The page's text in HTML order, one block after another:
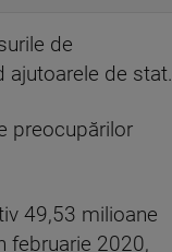
de
ajutoarele de stat.
preocupărilor
49,53 milioane
februarie 2020,